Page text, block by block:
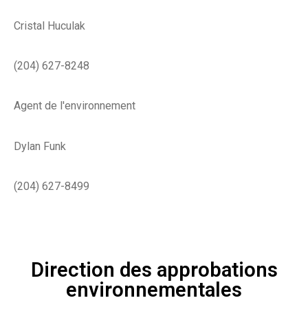
Cristal Huculak
(204) 627-8248
Agent de l'environnement
Dylan Funk
(204) 627-8499
Direction des approbations
environnementales